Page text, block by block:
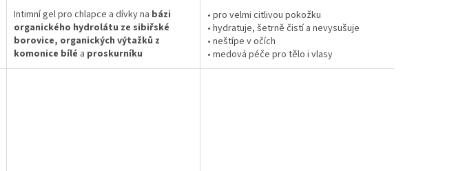
Intimní gel pro chlapce a dívky na bázi
organického hydrolátu ze sibiřské
borovice, organických výtažků z
komonice bílé a proskurníku
lékařského,jemně čistí, udržuje u dětí
• pro velmi citlivou pokožku
• hydratuje, šetrně čistí a nevysušuje
• neštípe v očích
• medová péče pro tělo i vlasy